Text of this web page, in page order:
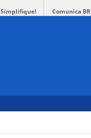
Simplifique! Comunica BR